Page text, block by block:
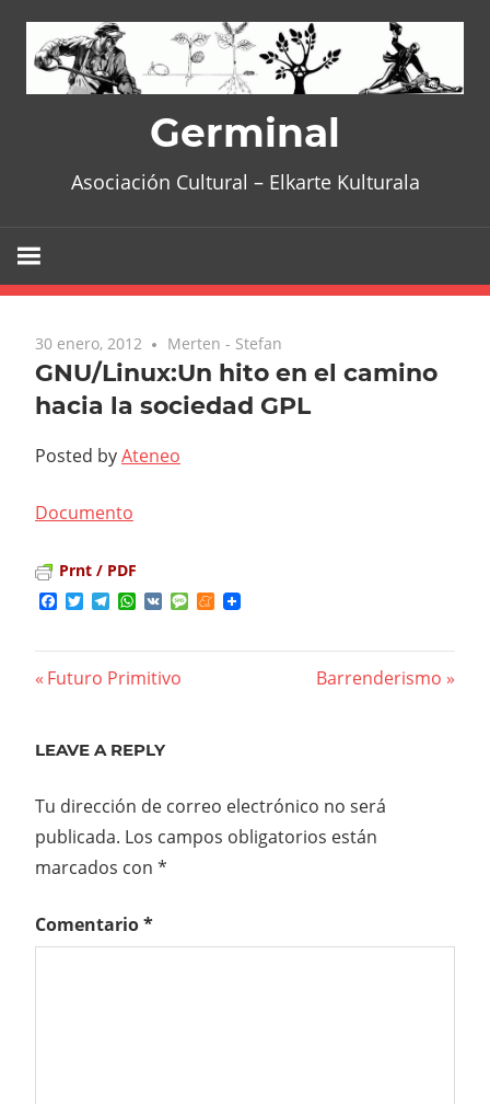
content
Germinal
Asociación Cultural – Elkarte Kulturala
30 enero, 2012 No comments
Merten - Stefan
GNU/Linux:Un hito en el camino
hacia la sociedad GPL
Posted byAteneo
Documento
Prnt / PDF
Facebook
TwitterTelegram
WhatsApp
VK MessageMeneame
de
entradas
Previous
Futuro Primitivo
Next
Barrenderismo
LEAVE A REPLY
Tu dirección de correo electrónico no será
publicada. Los campos obligatorios están
marcados con *
Comentario*